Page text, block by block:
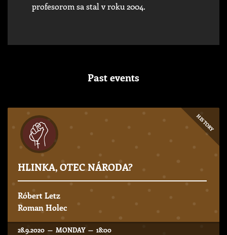
profesorom sa stal v roku 2004.
Past events
HISTORY
HLINKA, OTEC NÁRODA?
Róbert Letz
Roman Holec
28.9.2020 — MONDAY — 18:00